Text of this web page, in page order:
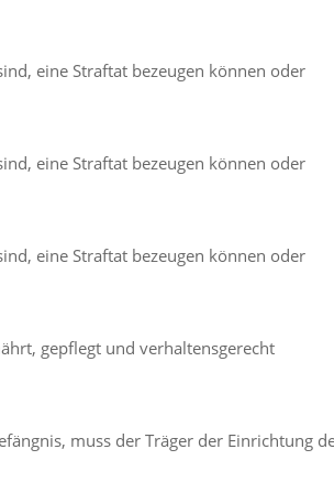
eine Straftat bezeugen können oder
eine Straftat bezeugen können oder
eine Straftat bezeugen können oder
gepflegt und verhaltensgerecht
muss der Träger der Einrichtung